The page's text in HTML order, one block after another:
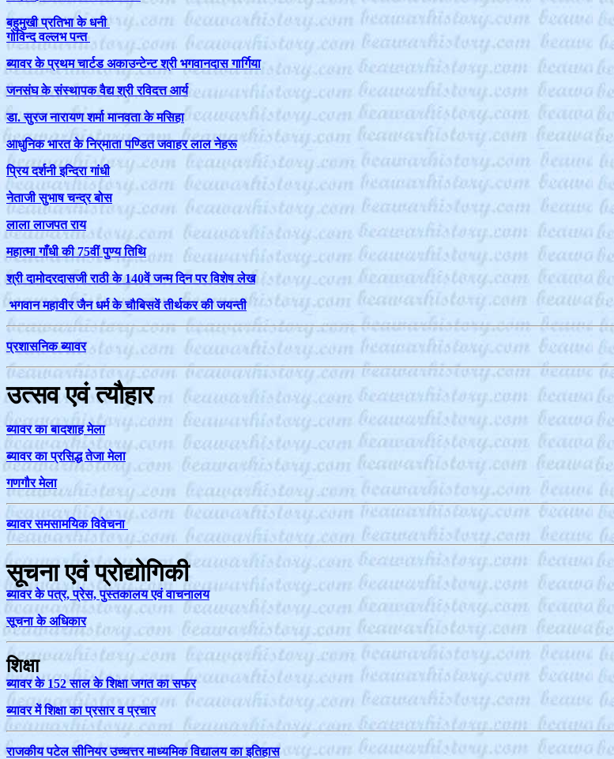
बहुमुखी प्रतिभा के धनी
गोविन्द वल्लभ पन्त
ब्यावर के प्रथम चार्टड अकाउन्टेन्ट श्री भगवानदास गार्गिया
जनसंघ के संस्थापक वैद्य श्री रविदत्त आर्य
डा. सुरज नारायण शर्मा मानवता के मसिहा
आधुनिक भारत के निर्माता पण्डित जवाहर लाल नेहरू
प्रिय दर्शनी इन्दिरा गांधी
नेताजी सुभाष चन्द्र बोस
लाला लाजपत राय
महात्मा गाँधी की 75वीं पुण्य तिथि
श्री दामोदरदासजी राठी के 140वें जन्म दिन पर विशेष लेख
भगवान महावीर जैन धर्म के चौबिसवें तीर्थकर की जयन्ती
प्रशासनिक ब्यावर
उत्सव एवं त्यौहार
ब्यावर का बादशाह मेला
ब्यावर का प्रसिद्ध तेजा मेला
गणगौर मेला
ब्‍यावर समसामयिक विवेचना
सूचना एवं प्रोद्योगिकी
ब्यावर के पत्र, प्रेस, पुस्तकालय एवं वाचनालय
सूचना के अधिकार
शिक्षा
ब्यावर के 152 साल के शिक्षा जगत का सफर
ब्यावर में शिक्षा का प्रसार व प्रचार
राजकीय पटेल सीनियर उच्चत्तर माध्यमिक विद्यालय का इतिहास